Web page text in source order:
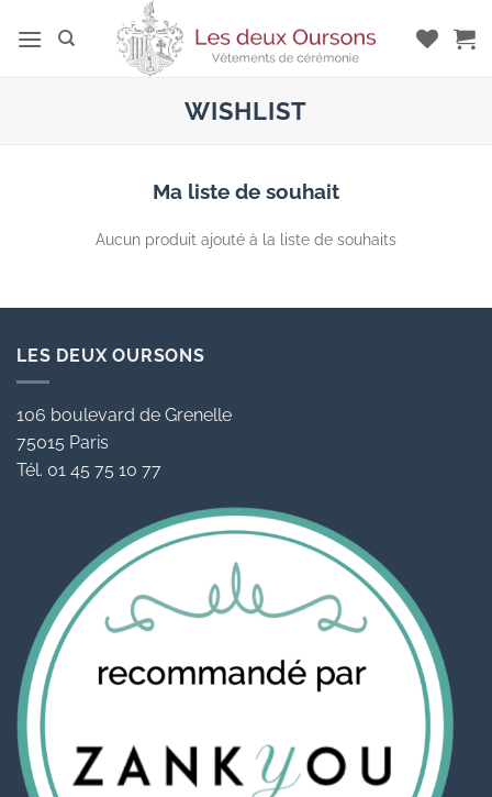
au
WISHLIST
Ma liste de souhait
Aucun produit ajouté à la liste de souhaits
LES DEUX OURSONS
106 boulevard de Grenelle
75015 Paris
Tél. 01 45 75 10 77